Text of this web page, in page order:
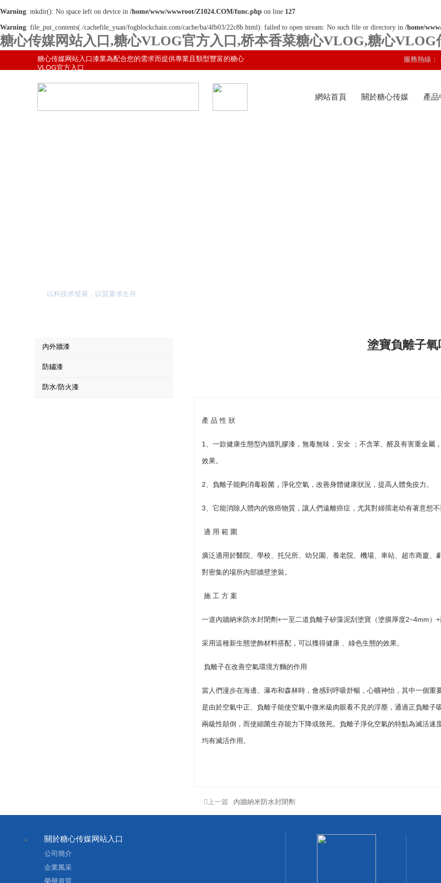
Warning: mkdir(): No space left on device in /home/www/wwwroot/Z1024.COM/func.php on line 127
Warning: file_put_contents(./cachefile_yuan/fogblockchain.com/cache/ba/4fb03/22c8b.html): failed to open stream: No such file or directory in /home/
糖心传媒网站入口,糖心VLOG官方入口,桥本香菜糖心VLOG,糖心VLOG
服務熱線：
糖心传媒网站入口漆業為配合您的需求而提供專業且類型豐富的糖心
VLOG官方入口
網站首頁 關於糖心传媒 產品
以科技求發展，以質量求生存
內外牆漆
防鏽漆
防水/防火漆
塗寶負離子氧
產 品 性 狀
1、一款健康生態型內牆乳膠漆，無毒無味，安全 ；不含苯、醛及有害重金屬
效果。
2、負離子能夠消毒殺菌，淨化空氣，改善身體健康狀況，提高人體免疫力。
3、它能消除人體內的致癌物質，讓人們遠離癌症，尤其對婦孺老幼有著意想
適 用 範 圍
廣泛適用於醫院、學校、托兒所、幼兒園、養老院、機場、車站、超市商廈
對密集的場所內部牆壁塗裝。
施 工 方 案
一道內牆納米防水封閉劑+一至二道負離子矽藻泥刮塗寶（塗膜厚度2~4mm）
采用這種新生態塗飾材料搭配，可以獲得健康 、綠色生態的效果。
負離子在改善空氣環境方麵的作用
當人們漫步在海邊、瀑布和森林時，會感到呼吸舒暢，心曠神怡，其中一個
是由於空氣中正、負離子能使空氣中微米級肉眼看不見的浮塵，通過正負離
兩級性顛倒，而使細菌生存能力下降或致死。負離子淨化空氣的特點為滅活
均有滅活作用。
上一篇 內牆納米防水封閉劑
關於糖心传媒网站入口
公司簡介
企業風采
榮譽資質